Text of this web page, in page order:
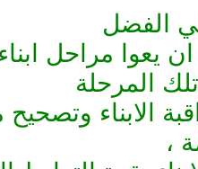
الفضل
يعوا مراحل
المرحلة
الابناء
،